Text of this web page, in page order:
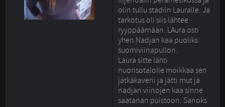
olin tullu stadiin Lauralle. Ja
tarkotus oli siis lähtee
ryyppäämään. LAura osti
yhen Nadjan kaa puoliks
suomiviinapullon.
Laura sitte lähti
nuorisotalolle moikkaa sen
jätkäkaverii ja jätti mut ja
nadjan viinojen kaa sinne
saatanan puistoon. Sanoks